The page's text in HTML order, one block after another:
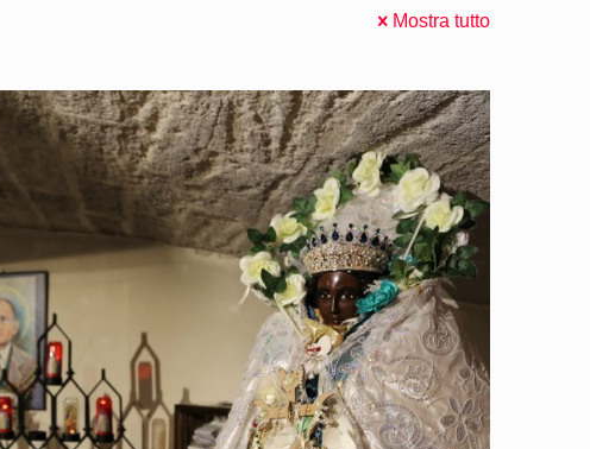
Mostra tutto